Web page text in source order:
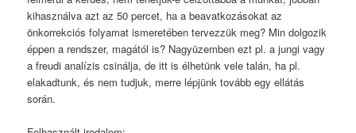
kihasználva azt az 50 percet, ha a beavatkozásokat az
önkorrekciós folyamat ismeretében tervezzük meg? Min dolgozik
éppen a rendszer, magától is? Nagyüzemben ezt pl. a jungi vagy
a freudi analízis csinálja, de itt is élhetünk vele talán, ha pl.
elakadtunk, és nem tudjuk, merre lépjünk tovább egy ellátás
során.